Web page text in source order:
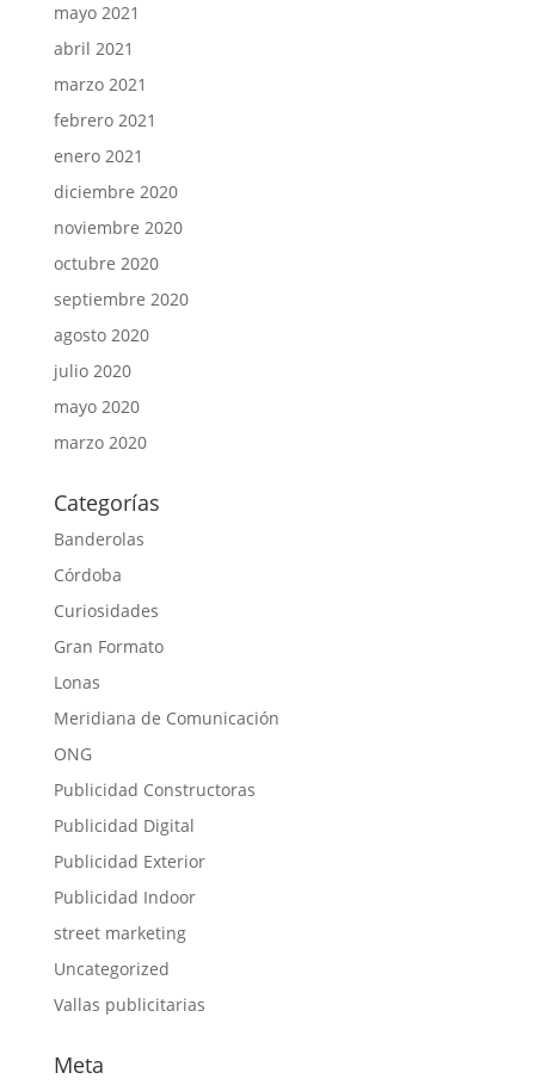
mayo 2021
abril 2021
marzo 2021
febrero 2021
enero 2021
diciembre 2020
noviembre 2020
octubre 2020
septiembre 2020
agosto 2020
julio 2020
mayo 2020
marzo 2020
Categorías
Banderolas
Córdoba
Curiosidades
Gran Formato
Lonas
Meridiana de Comunicación
ONG
Publicidad Constructoras
Publicidad Digital
Publicidad Exterior
Publicidad Indoor
street marketing
Uncategorized
Vallas publicitarias
Meta